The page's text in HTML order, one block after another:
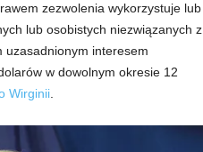
zezwolenia wykorzystuje lub
lub osobistych niezwiązanych z
uzasadnionym interesem
w dowolnym okresie 12
Wirginii.